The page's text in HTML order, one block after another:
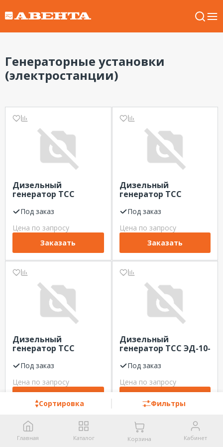
Генераторные установки
(электростанции)
Сортировка Фильтры
Дизельный
генератор ТСС
контейнере
Под заказ
Цена по запросу
Заказать
Дизельный
генератор ТСС
(DP180LB)
Под заказ
Цена по запросу
Заказать
Дизельный
генератор ТСС
Stamford
Под заказ
Цена по запросу
Дизельный
генератор ТСС ЭД-10-
погодозащитном
Под заказ
Цена по запросу
Главная Каталог Корзина Кабинет